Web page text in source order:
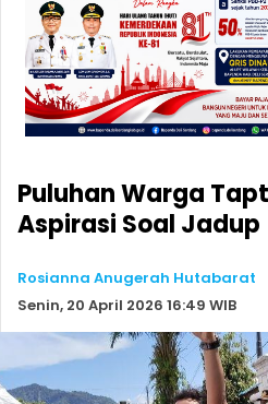
Puluhan Warga
Aspirasi Soal Jadup
Rosianna Anugerah Hutabarat
Senin, 20 April 2026 16:49 WIB